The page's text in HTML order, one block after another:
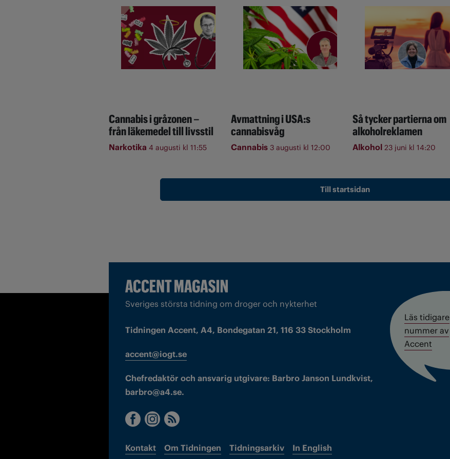
Cannabis i gråzonen –
från läkemedel till livsstil
Narkotika 4 augusti kl 11:55
Avmattning i USA:s
cannabisvåg
Cannabis 3 augusti kl 12:00
Så tycker partierna om
alkoholreklamen
Alkohol 23 juni kl 14:20
Till startsidan
Sveriges största tidning om droger och nykterhet
Tidningen Accent, A4, Bondegatan 21, 116 33 Stockholm
accent@iogt.se
Chefredaktör och ansvarig utgivare: Barbro Janson Lundkvist,
barbro@a4.se.
Kontakt Om Tidningen Tidningsarkiv In English
Läs tidigare
nummer av
Accent